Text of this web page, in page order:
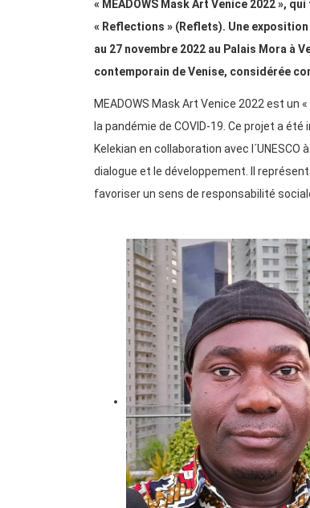
« MEADOWS Mask Art Venice 2022 »,
« Reflections » (Reflets). Une
au 27 novembre 2022 au Palais Mora à
contemporain de Venise, considérée
MEADOWS Mask Art Venice 2022 est
la pandémie de COVID-19. Ce projet a été
Kelekian en collaboration avec
dialogue et le développement. Il
favoriser un sens de responsabilité